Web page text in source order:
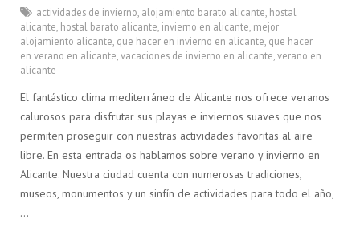
actividades de invierno alojamiento barato alicante hostal
alicante hostal barato alicante invierno en alicante mejor
alojamiento alicante que hacer en invierno en alicante que hacer
en verano en alicante vacaciones de invierno en alicante verano en
alicante
El fantástico clima mediterráneo de Alicante nos ofrece veranos
calurosos para disfrutar sus playas e inviernos suaves que nos
permiten proseguir con nuestras actividades favoritas al aire
libre. En esta entrada os hablamos sobre verano y invierno en
Alicante. Nuestra ciudad cuenta con numerosas tradiciones,
museos, monumentos y un sinfín de actividades para todo el año,
…